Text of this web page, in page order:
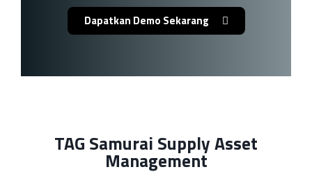
Dapatkan Demo Sekarang
TAG Samurai Supply Asset
Management